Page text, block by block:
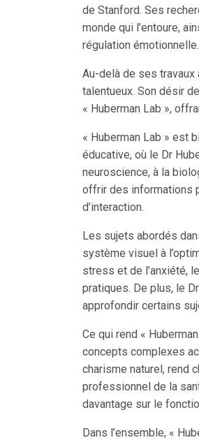
de Stanford. Ses
monde qui l’entoure,
régulation émotionnelle.
Au-delà de ses travaux
talentueux. Son désir
« Huberman Lab »,
« Huberman Lab » est
éducative, où le Dr
neuroscience, à la
offrir des informations
d’interaction.
Les sujets abordés
système visuel à
stress et de l’anxiété,
pratiques. De plus, le
approfondir certains
Ce qui rend «
concepts complexes
charisme naturel, rend
professionnel de la
davantage sur le
Dans l’ensemble, «